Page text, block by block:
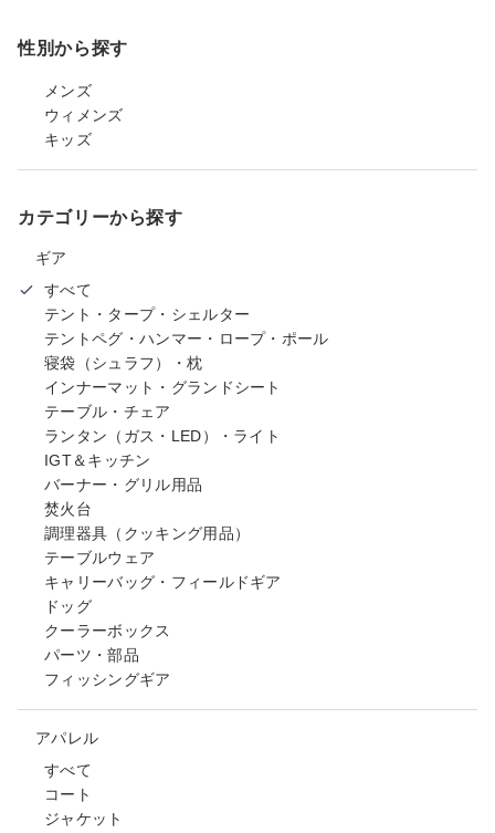
性別から探す
メンズ
ウィメンズ
キッズ
カテゴリーから探す
ギア
すべて
テント・タープ・シェルター
テントペグ・ハンマー・ロープ・ポール
寝袋（シュラフ）・枕
インナーマット・グランドシート
テーブル・チェア
ランタン（ガス・LED）・ライト
IGT＆キッチン
バーナー・グリル用品
焚火台
調理器具（クッキング用品）
テーブルウェア
キャリーバッグ・フィールドギア
ドッグ
クーラーボックス
パーツ・部品
フィッシングギア
アパレル
すべて
コート
ジャケット